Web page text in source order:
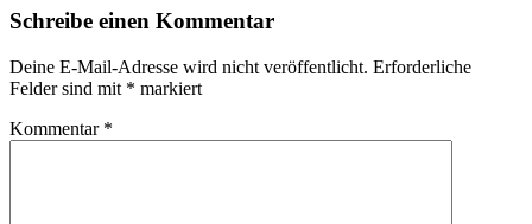
Schreibe einen Kommentar
Deine E-Mail-Adresse wird nicht veröffentlicht. Erforderliche
Felder sind mit * markiert
Kommentar *